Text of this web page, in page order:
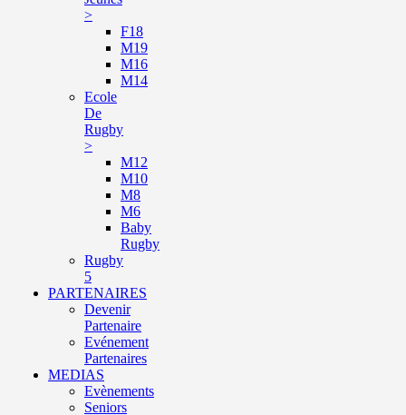
>
F18
M19
M16
M14
Ecole
De
Rugby
>
M12
M10
M8
M6
Baby
Rugby
Rugby
5
PARTENAIRES
Devenir
Partenaire
Evénement
Partenaires
MEDIAS
Evènements
Seniors